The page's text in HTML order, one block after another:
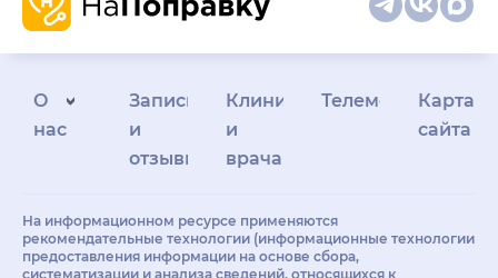
О
нас
Запись
и
отзывы
Клиникам
и
врачам
Телемедицина
Карта
сайта
На информационном ресурсе применяются
рекомендательные технологии (информационные технологии
предоставления информации на основе сбора,
систематизации и анализа сведений, относящихся к